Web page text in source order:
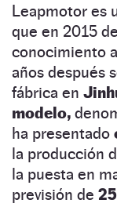
Leapmotor es
que en 2015
conocimiento
años después
fábrica en
modelo,
ha presentado
la producción
la puesta en
previsión de